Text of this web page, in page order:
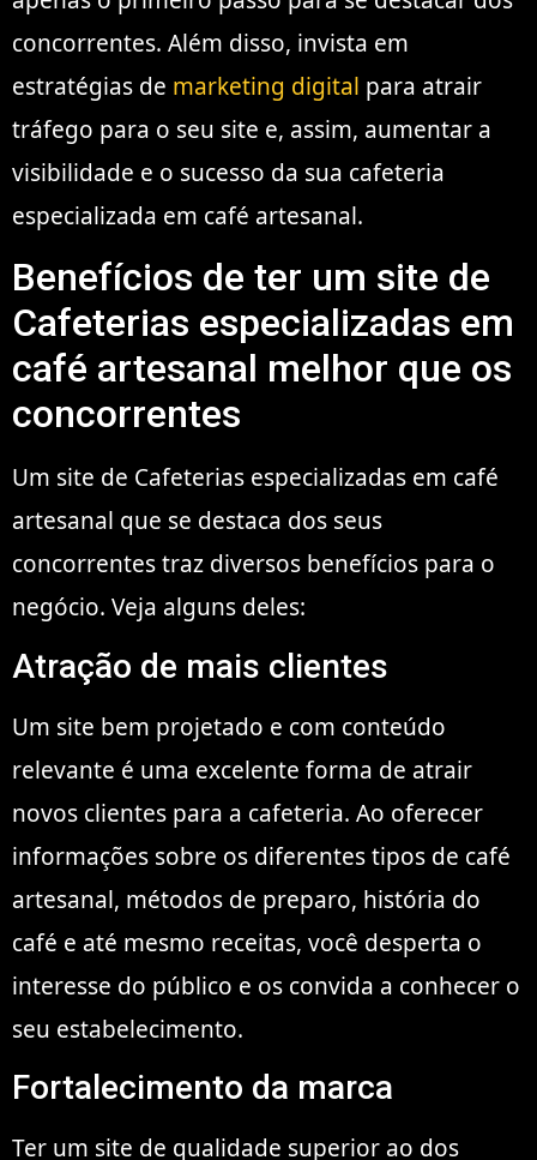
concorrentes. Além disso, invista em
estratégias de marketing digital para atrair
tráfego para o seu site e, assim, aumentar a
visibilidade e o sucesso da sua cafeteria
especializada em café artesanal.
Benefícios de ter um site de
Cafeterias especializadas em
café artesanal melhor que os
concorrentes
Um site de Cafeterias especializadas em café
artesanal que se destaca dos seus
concorrentes traz diversos benefícios para o
negócio. Veja alguns deles:
Atração de mais clientes
Um site bem projetado e com conteúdo
relevante é uma excelente forma de atrair
novos clientes para a cafeteria. Ao oferecer
informações sobre os diferentes tipos de café
artesanal, métodos de preparo, história do
café e até mesmo receitas, você desperta o
interesse do público e os convida a conhecer o
seu estabelecimento.
Fortalecimento da marca
Ter um site de qualidade superior ao dos